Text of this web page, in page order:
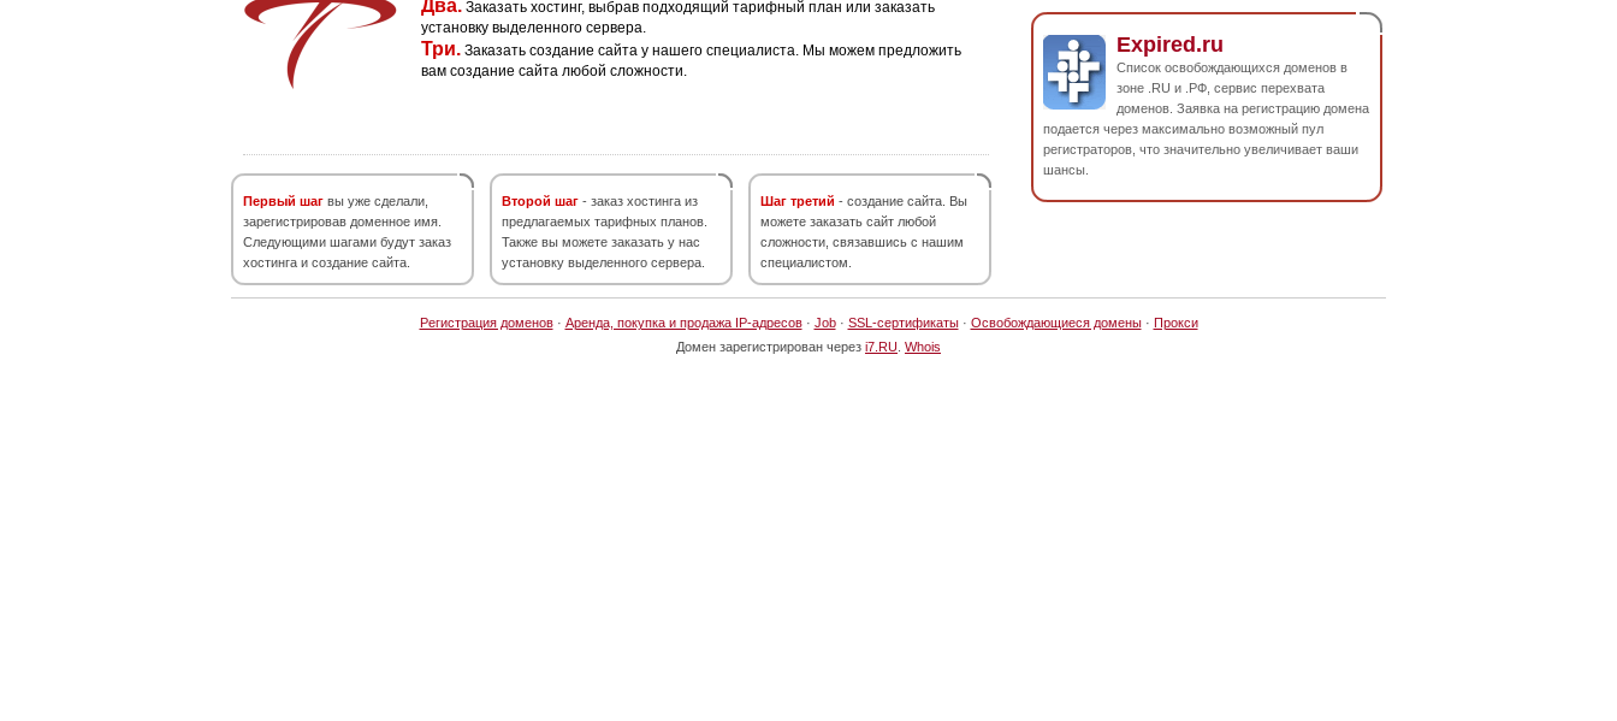
Два. Заказать хостинг, выбрав подходящий тарифный план или заказать
установку выделенного сервера.
Три. Заказать создание сайта у нашего специалиста. Мы можем предложить
вам создание сайта любой сложности.
Первый шаг вы уже сделали,
зарегистрировав доменное имя.
Следующими шагами будут заказ
хостинга и создание сайта.
Второй шаг - заказ хостинга из
предлагаемых тарифных планов.
Также вы можете заказать у нас
установку выделенного сервера.
Шаг третий - создание сайта. Вы
можете заказать сайт любой
сложности, связавшись с нашим
специалистом.
Expired.ru
Список освобождающихся доменов в
зоне .RU и .РФ, сервис перехвата
доменов. Заявка на регистрацию домена
подается через максимально возможный пул
регистраторов, что значительно увеличивает ваши
шансы.
Регистрация доменов· Аренда, покупка и продажа IP-адресов· Job· SSL-сертификаты· Освобождающиеся домены· Прокси
Домен зарегистрирован через i7.RU Whois